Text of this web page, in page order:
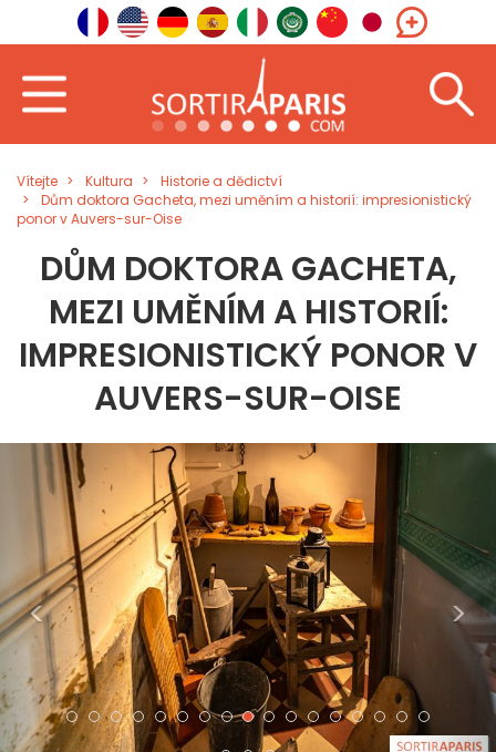
Vítejte Kultura
Historie a dědictví
Dům doktora Gacheta, mezi uměním a historií: impresionistický
ponor v Auvers-sur-Oise
DŮM DOKTORA GACHETA,
MEZI UMĚNÍM A HISTORIÍ:
IMPRESIONISTICKÝ PONOR V
AUVERS-SUR-OISE
< >